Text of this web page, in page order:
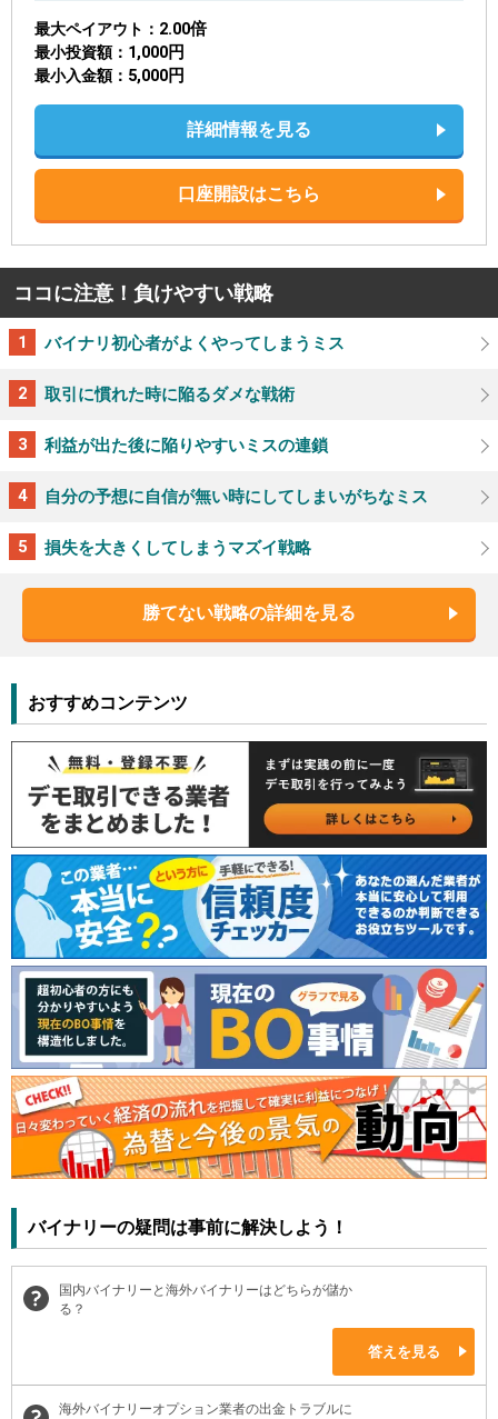
最大ペイアウト 2.00倍
最小投資額 1,000円
最小入金額 5,000円
詳細情報を見る
口座開設はこちら
ココに注意！負けやすい戦略
バイナリ初心者がよくやってしまうミス
取引に慣れた時に陥るダメな戦術
利益が出た後に陥りやすいミスの連鎖
自分の予想に自信が無い時にしてしまいがちなミス
損失を大きくしてしまうマズイ戦略
勝てない戦略の詳細を見る
おすすめコンテンツ
バイナリーの疑問は事前に解決しよう！
国内バイナリーと海外バイナリーはどちらが儲か
る？
答えを見る
海外バイナリーオプション業者の出金トラブルに